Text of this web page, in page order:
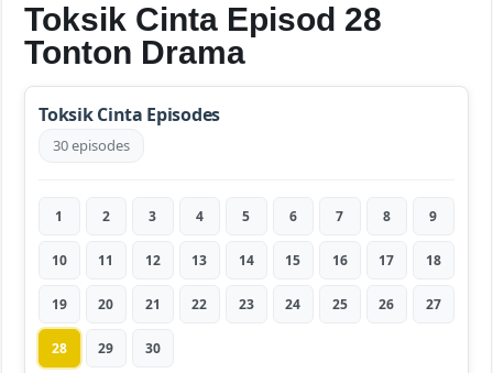
Toksik Cinta Episod 28
Tonton Drama
Toksik Cinta Episodes
30 episodes
1 2 3 4 5 6 7 8 9
10 11 12 13 14 15 16 17 18
19 20 21 22 23 24 25 26 27
28 29 30